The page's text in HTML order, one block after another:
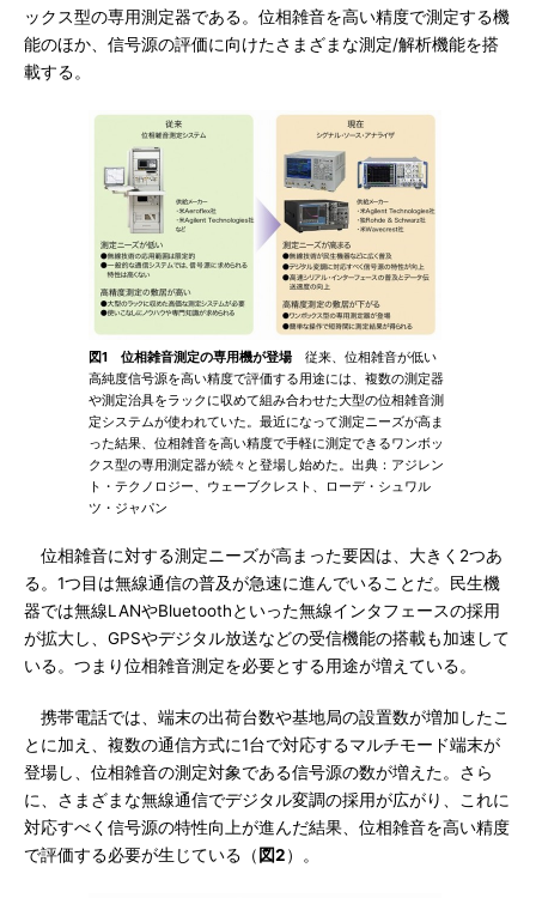
ックス型の専用測定器である。位相雑音を高い精度で測定する機
能のほか、信号源の評価に向けたさまざまな測定/解析機能を搭
載する。
図1 位相雑音測定の専用機が登場 従来、位相雑音が低い
高純度信号源を高い精度で評価する用途には、複数の測定器
や測定治具をラックに収めて組み合わせた大型の位相雑音測
定システムが使われていた。最近になって測定ニーズが高ま
った結果、位相雑音を高い精度で手軽に測定できるワンボッ
クス型の専用測定器が続々と登場し始めた。出典：アジレン
ト・テクノロジー、ウェーブクレスト、ローデ・シュワル
ツ・ジャパン
位相雑音に対する測定ニーズが高まった要因は、大きく2つあ
る。1つ目は無線通信の普及が急速に進んでいることだ。民生機
器では無線LANやBluetoothといった無線インタフェースの採用
が拡大し、GPSやデジタル放送などの受信機能の搭載も加速して
いる。つまり位相雑音測定を必要とする用途が増えている。
携帯電話では、端末の出荷台数や基地局の設置数が増加したこ
とに加え、複数の通信方式に1台で対応するマルチモード端末が
登場し、位相雑音の測定対象である信号源の数が増えた。さら
に、さまざまな無線通信でデジタル変調の採用が広がり、これに
対応すべく信号源の特性向上が進んだ結果、位相雑音を高い精度
で評価する必要が生じている（図2）。